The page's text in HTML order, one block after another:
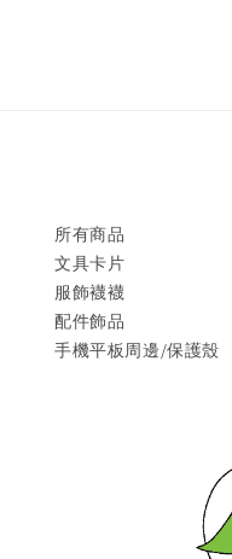
所有商品
文具卡片
服飾襪襪
配件飾品
手機平板周邊/保護殼